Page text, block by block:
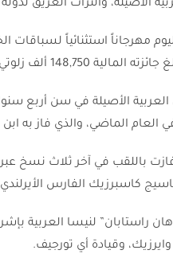
الأصيلة، والتراث العريق
العربية المولودة في بولندا، وفرنسا.
الأصيلة في سن أربع
الماضي، والذي فاز به ابن
باللقب في آخر ثلاث نسخ عبر
كاسبرزيك الفارس
راستابان” لنيسا العربية
وقيادة أي تورجيف.